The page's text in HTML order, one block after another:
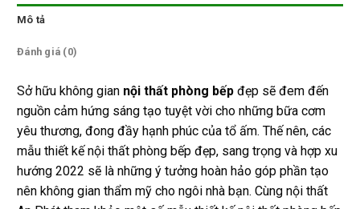
Mô tả
Đánh giá (0)
Sở hữu không gian nội thất phòng bếp đẹp sẽ đem đến
nguồn cảm hứng sáng tạo tuyệt vời cho những bữa cơm
yêu thương, đong đầy hạnh phúc của tổ ấm. Thế nên, các
mẫu thiết kế nội thất phòng bếp đẹp, sang trọng và hợp xu
hướng 2022 sẽ là những ý tưởng hoàn hảo góp phần tạo
nên không gian thẩm mỹ cho ngôi nhà bạn. Cùng nội thất